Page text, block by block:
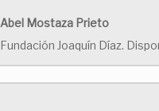
Abel Mostaza Prieto
Fundación Joaquín Díaz.